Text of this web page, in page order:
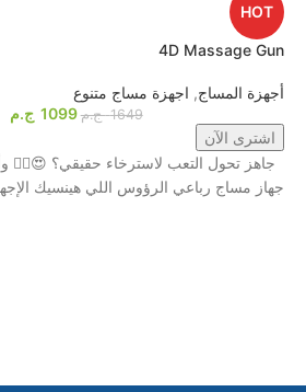
HOT
4D Massage Gun
أجهزة المساج, اجهزة مساج متنوع
1649 ج.م 1099 ج.م
اشترى الآن
جاهز تحول التعب لاسترخاء حقيقي؟ 😍💆‍♂️
جهاز مساج رباعي الرؤوس اللي هينسيك